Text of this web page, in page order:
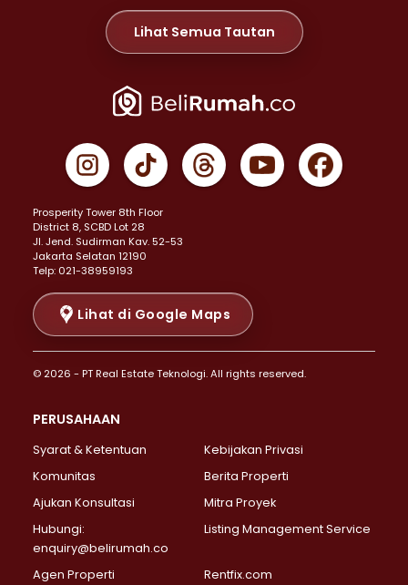
Properti Dijual di Meruya >
Properti Dijual di Jelambar >
Properti Dijual di Jakarta Pusat >
Properti Dijual di Gambir >
Properti Dijual di Johar Baru >
Properti Dijual di Menteng >
Properti Dijual di Senen >
Properti Dijual di Tanah Abang >
Properti Dijual di Cikini >
Properti Dijual di Kramat >
Properti Dijual di Pasar Baru >
Properti Dijual di Bendungan Hilir >
Properti Dijual di Jakarta Selatan >
Properti Dijual di Lebak Bulus >
Properti Dijual di Gandaria Selatan >
Properti Dijual di Pondok Labu >
Properti Dijual di Lenteng Agung >
Properti Dijual di Senayan >
Properti Dijual di Pondok Pinang >
Lihat Semua Tautan
Prosperity Tower 8th Floor
District 8, SCBD Lot 28
JI. Jend. Sudirman Kav. 52-53
Jakarta Selatan 12190
Telp: 021-38959193
Lihat di Google Maps
© 2026 - PT Real Estate Teknologi. All rights reserved.
PERUSAHAAN
Syarat & Ketentuan
Kebijakan Privasi
Komunitas
Berita Properti
Ajukan Konsultasi
Mitra Proyek
Hubungi:
enquiry@belirumah.co
Listing Management Service
Agen Properti Rentfix.com